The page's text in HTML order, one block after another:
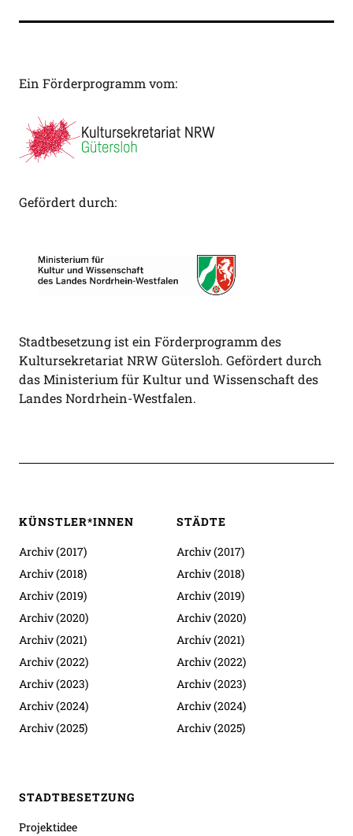
Ein Förderprogramm vom:
Gefördert durch:
Stadtbesetzung ist ein Förderprogramm des
Kultursekretariat NRW Gütersloh. Gefördert durch
das Ministerium für Kultur und Wissenschaft des
Landes Nordrhein-Westfalen.
KÜNSTLER*INNEN
Archiv (2017)
Archiv (2018)
Archiv (2019)
Archiv (2020)
Archiv (2021)
Archiv (2022)
Archiv (2023)
Archiv (2024)
Archiv (2025)
STÄDTE
Archiv (2017)
Archiv (2018)
Archiv (2019)
Archiv (2020)
Archiv (2021)
Archiv (2022)
Archiv (2023)
Archiv (2024)
Archiv (2025)
STADTBESETZUNG
Projektidee